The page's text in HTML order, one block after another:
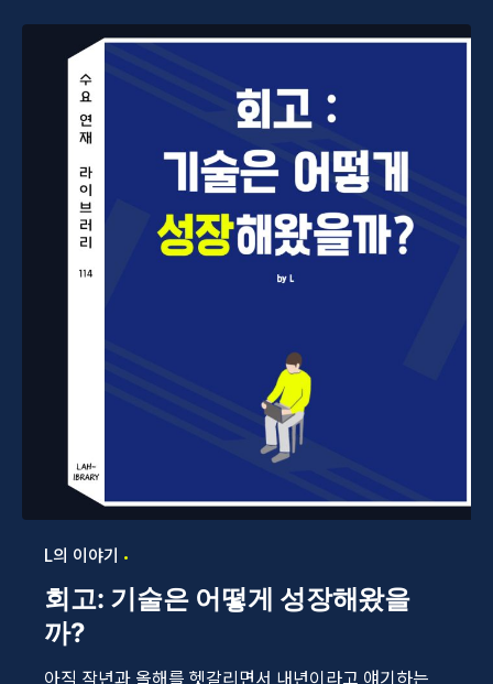
L의 이야기
회고: 기술은 어떻게 성장해왔을
까?
아직 작년과 올해를 헷갈리면서 내년이라고 얘기하는